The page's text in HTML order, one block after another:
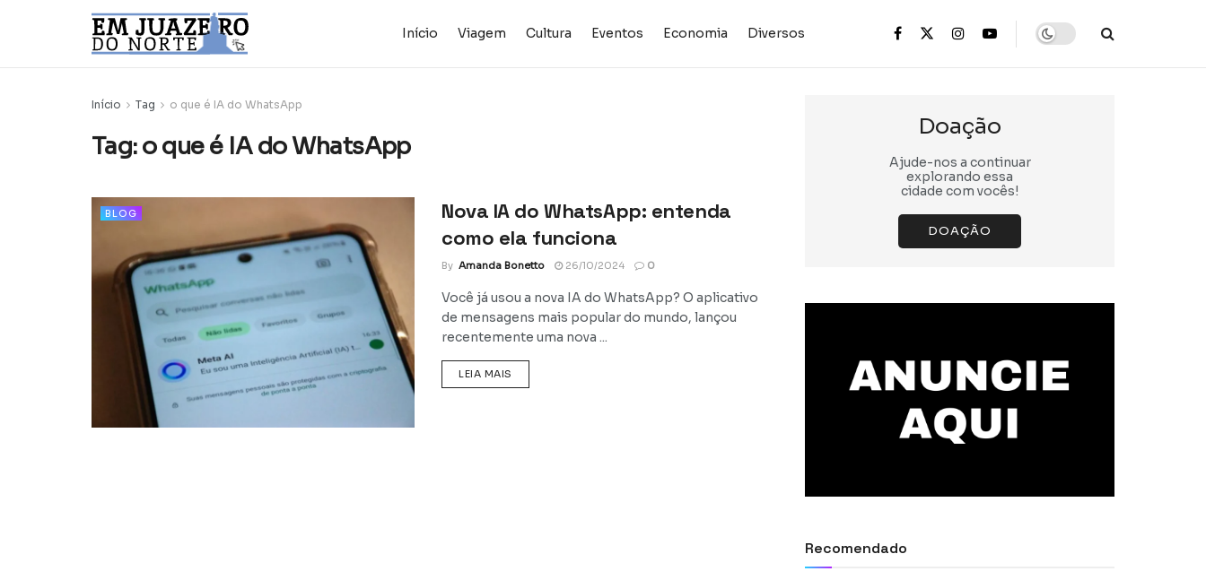
Início Viagem Cultura Eventos Economia Diversos
Início Tag o que é IA do WhatsApp
Tag:o que é IA do WhatsApp
BLOG
Nova IA do WhatsApp: entenda
como ela funciona
By Amanda Bonetto 26/10/2024 0
Você já usou a nova IA do WhatsApp? O aplicativo
de mensagens mais popular do mundo, lançou
recentemente uma nova ...
LEIA MAIS
Doação
Ajude-nos a continuar
explorando essa
cidade com vocês!
DOAÇÃO
Recomendado